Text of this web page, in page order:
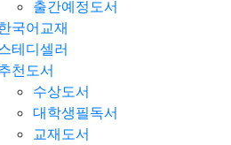
출간예정도서
국어교재
테디셀러
천도서
수상도서
대학생필독서
교재도서